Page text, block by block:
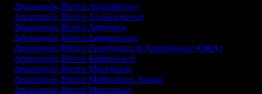
Δημιουργός Βίντεο Αντιδράσεων
Δημιουργός Βίντεο Αξιολογήσεων
Δημιουργός Βίντεο Αφήγησης
Δημιουργός Βίντεο Διαφημίσεων
Δημιουργός Βίντεο Ερωτήσεων & Απαντήσεων (Q&A)
Δημιουργός Βίντεο Καθαρισμού
Δημιουργός Βίντεο Μαγειρικής
Δημιουργός Βίντεο Μαθημάτων Χορού
Δημιουργός Βίντεο Μαρτυριών